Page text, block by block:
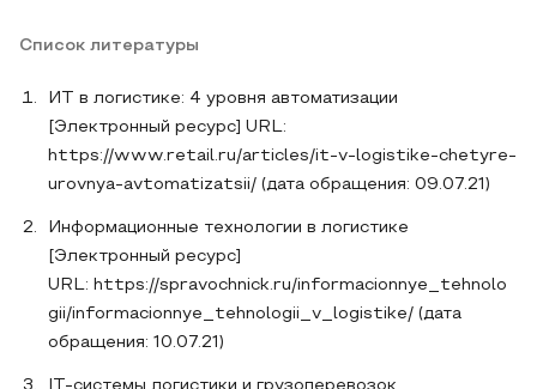
Список литературы
ИТ в логистике: 4 уровня автоматизации
[Электронный ресурс] URL:
https://www.retail.ru/articles/it-v-logistike-chetyre-
urovnya-avtomatizatsii/ (дата обращения: 09.07.21)
Информационные технологии в логистике
[Электронный ресурс]
URL: https://spravochnick.ru/informacionnye_tehnolo
gii/informacionnye_tehnologii_v_logistike/ (дата
обращения: 10.07.21)